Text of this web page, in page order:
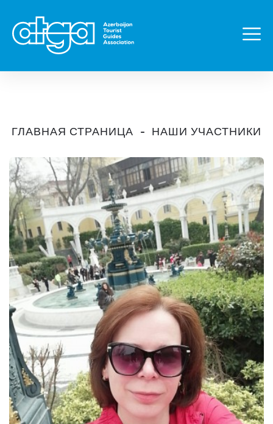
ГЛАВНАЯ СТРАНИЦА НАШИ УЧАСТНИКИ